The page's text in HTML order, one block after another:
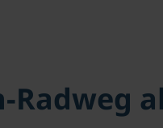
Radweg